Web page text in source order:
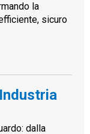
la
sicuro
dalla